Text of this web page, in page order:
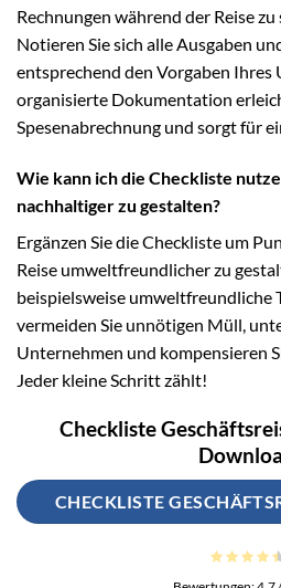
Rechnungen während der Reise
Notieren Sie sich alle Ausgaben
entsprechend den Vorgaben Ihres
organisierte Dokumentation
Spesenabrechnung und sorgt für
Wie kann ich die Checkliste
nachhaltiger zu gestalten?
Ergänzen Sie die Checkliste um
Reise umweltfreundlicher zu
beispielsweise umweltfreundliche
vermeiden Sie unnötigen Müll,
Unternehmen und kompensieren
Jeder kleine Schritt zählt!
Checkliste
CHECKLISTE